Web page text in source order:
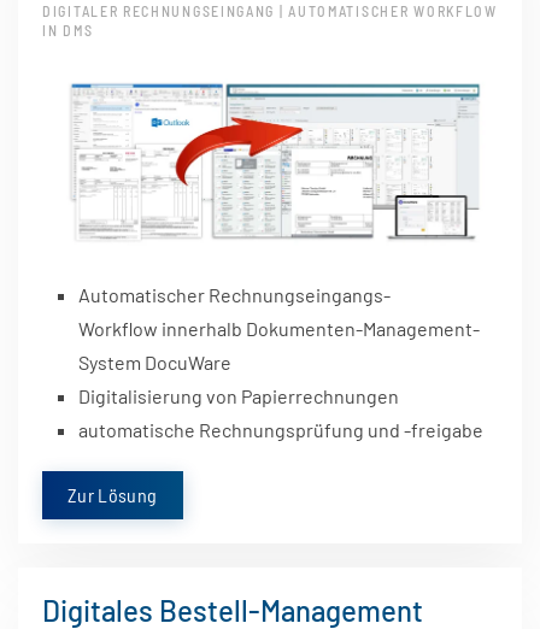
DIGITALER RECHNUNGSEINGANG | AUTOMATISCHER WORKFLOW
IN DMS
Automatischer Rechnungseingangs-
Workflow innerhalb Dokumenten-Management-
System DocuWare
Digitalisierung von Papierrechnungen
automatische Rechnungsprüfung und -freigabe
Zur Lösung
Digitales Bestell-Management